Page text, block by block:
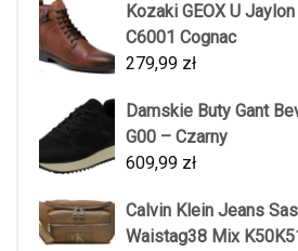
Kozaki GEOX U
C6001 Cognac
279,99 zł
Damskie Buty Gant
G00 – Czarny
609,99 zł
Calvin Klein Jeans
Waistag38 Mix